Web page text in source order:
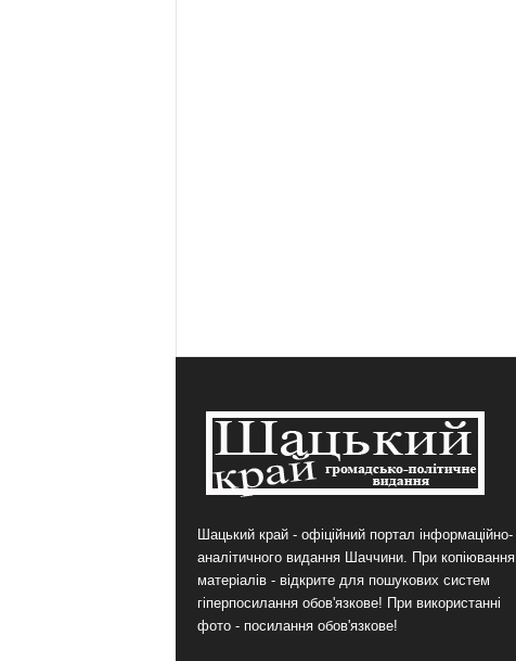
Шацький край - офіційний портал інформаційно-
аналітичного видання Шаччини. При копіювання
матеріалів - відкрите для пошукових систем
гіперпосилання обов'язкове! При використанні
фото - посилання обов'язкове!